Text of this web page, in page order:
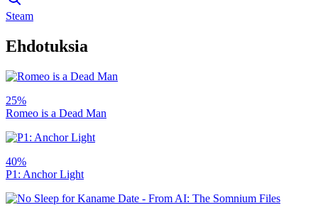
Steam
Ehdotuksia
25%
Romeo is a Dead Man
40%
P1: Anchor Light